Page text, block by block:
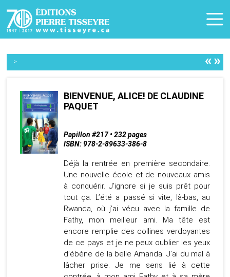
> «»
BIENVENUE, ALICE! DE CLAUDINE
PAQUET
Papillon #217 • 232 pages
ISBN: 978-2-89633-386-8
Déjà la rentrée en première secondaire.
Une nouvelle école et de nouveaux amis
à conquérir. J’ignore si je suis prêt pour
tout ça. L’été a passé si vite, là-bas, au
Rwanda, où j’ai vécu avec la famille de
Fathy, mon meilleur ami. Ma tête est
encore remplie des collines verdoyantes
de ce pays et je ne peux oublier les yeux
d’ébène de la belle Amanda. J’ai du mal à
lâcher prise. Je me sens lié à cette